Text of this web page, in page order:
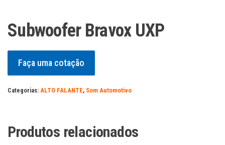
Subwoofer Bravox UXP
Faça uma cotação
Categorias: ALTO FALANTE, Som Automotivo
Produtos relacionados